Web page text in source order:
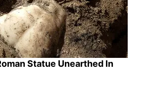
Statue Unearthed In